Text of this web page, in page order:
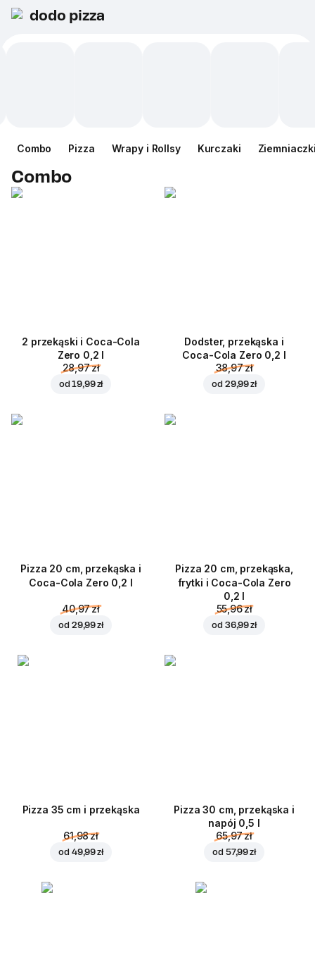
dodo pizza
Сombo Pizza Wrapy i Rollsy Kurczaki
Сombo
2 przekąski i Coca-Cola
Zero 0,2 l
28,97 zł
od19,99 zł
Dodster, przekąska i
Coca-Cola Zero 0,2 l
38,97 zł
od 29,99 zł
Pizza 20 cm, przekąska i
Coca-Cola Zero 0,2 l
40,97 zł
od 29,99 zł
Pizza 20 cm, przekąska,
frytki i Coca-Cola Zero
0,2 l
55,96 zł
od 36,99 zł
Pizza 35 cm i przekąska
61,98 zł
od 49,99 zł
Pizza 30 cm, przekąska i
napój 0,5 l
65,97 zł
od 57,99 zł